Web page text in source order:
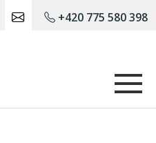
+420 775 580 398